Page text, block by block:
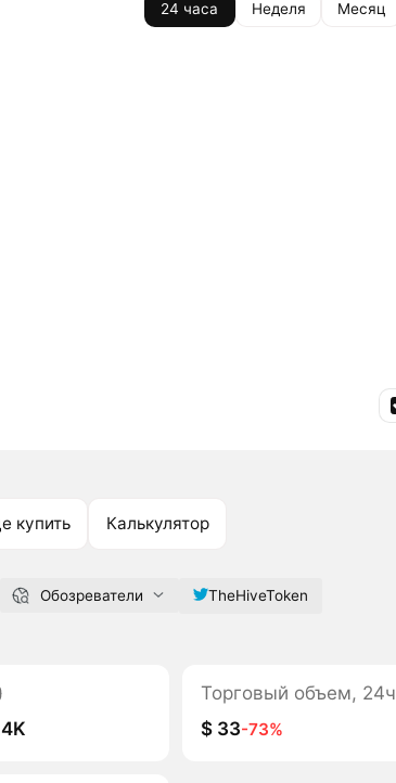
24 часа Неделя Месяц
купить Калькулятор
Обозреватели TheHiveToken
Торговый объем, 24ч
$ 33-73%